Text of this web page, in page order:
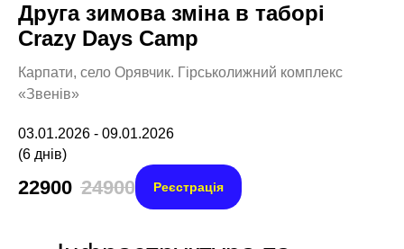
Друга зимова зміна в таборі
Crazy Days Camp
Карпати, село Орявчик. Гірськолижний комплекс
«Звенів»
03.01.2026 - 09.01.2026
(6 днів)
22900 24900 Реєстрація